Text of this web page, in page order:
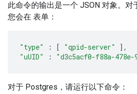
此命令的输出是一个 JSON 对象。对
您会在 表单：
"type" : [ "qpid-server"
],
"uUID"
: "d3c5acf0-f88a-478e-
对于 Postgres，请运行以下命令：